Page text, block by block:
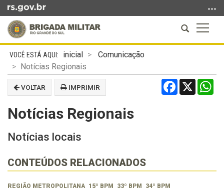
para
conteúdo
para
menu
para
busca
a
Abrir
a
Início
conteúdo
inicial
Comunicação
Notícias Regionais
VOLTAR IMPRIMIR Facebook
X
Notícias Regionais
Notícias locais
CONTEÚDOS RELACIONADOS
REGIÃO METROPOLITANA 15º BPM 33º BPM 34º BPM